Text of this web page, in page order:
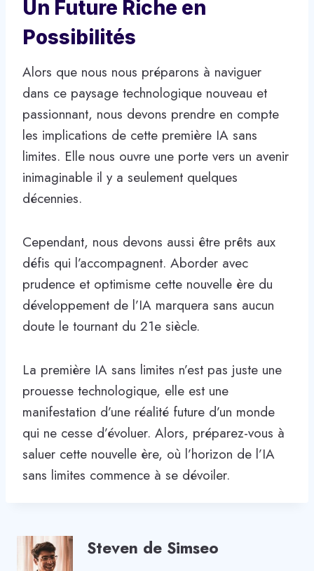
Un Future Riche en
Possibilités
Alors que nous nous préparons à naviguer
dans ce paysage technologique nouveau et
passionnant, nous devons prendre en compte
les implications de cette première IA sans
limites. Elle nous ouvre une porte vers un avenir
inimaginable il y a seulement quelques
décennies.
Cependant, nous devons aussi être prêts aux
défis qui l’accompagnent. Aborder avec
prudence et optimisme cette nouvelle ère du
développement de l’IA marquera sans aucun
doute le tournant du 21e siècle.
La première IA sans limites n’est pas juste une
prouesse technologique, elle est une
manifestation d’une réalité future d’un monde
qui ne cesse d’évoluer. Alors, préparez-vous à
saluer cette nouvelle ère, où l’horizon de l’IA
sans limites commence à se dévoiler.
Steven de Simseo